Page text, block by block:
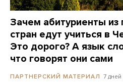
Зачем абитуриенты из
стран едут учиться в
Это дорого? А язык
что говорят они сами
ПАРТНЕРСКИЙ МАТЕРИАЛ 7 дней